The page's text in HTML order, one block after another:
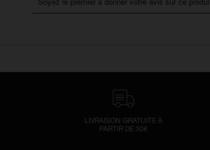
LIVRAISON GRATUITE À
PARTIR DE 30€